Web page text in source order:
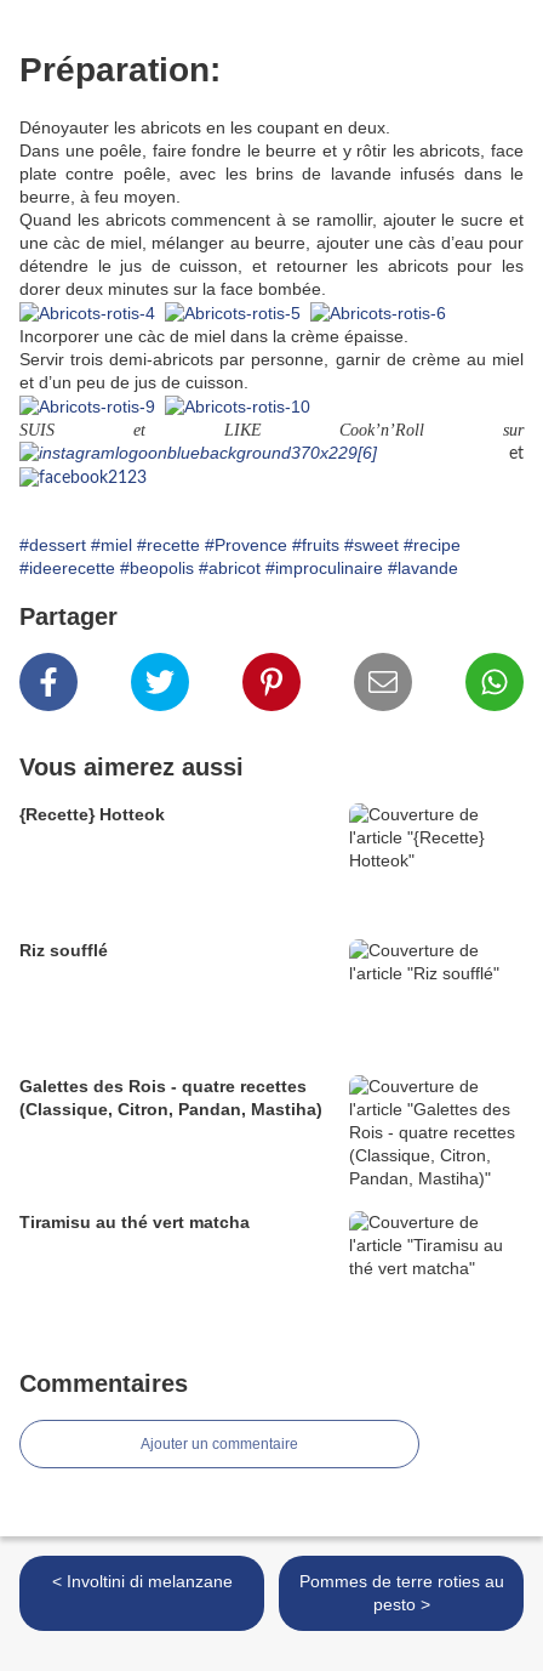
Préparation:
Dénoyauter les abricots en les coupant en deux.
Dans une poêle, faire fondre le beurre et y rôtir les abricots, face
plate contre poêle, avec les brins de lavande infusés dans le
beurre, à feu moyen.
Quand les abricots commencent à se ramollir, ajouter le sucre et
une càc de miel, mélanger au beurre, ajouter une càs d’eau pour
détendre le jus de cuisson, et retourner les abricots pour les
dorer deux minutes sur la face bombée.
Incorporer une càc de miel dans la crème épaisse.
Servir trois demi-abricots par personne, garnir de crème au miel
et d’un peu de jus de cuisson.
SUIS et LIKE Cook’n’Roll sur
et
#dessert #miel #recette #Provence #fruits #sweet #recipe
#ideerecette #beopolis #abricot #improculinaire #lavande
Partager
Vous aimerez aussi
{Recette} Hotteok
Riz soufflé
Galettes des Rois - quatre recettes
(Classique, Citron, Pandan, Mastiha)
Tiramisu au thé vert matcha
Commentaires
Ajouter un commentaire
< Involtini di melanzane
Pommes de terre roties au
pesto >